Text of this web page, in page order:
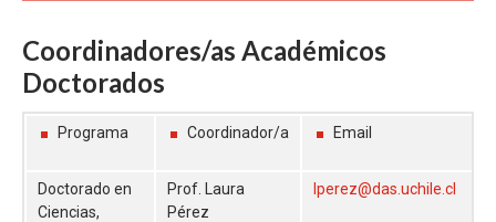
Coordinadores/as Académicos
Doctorados
Programa Coordinador/a Email
Doctorado en
Ciencias,
Prof. Laura
Pérez
lperez@das.uchile.cl